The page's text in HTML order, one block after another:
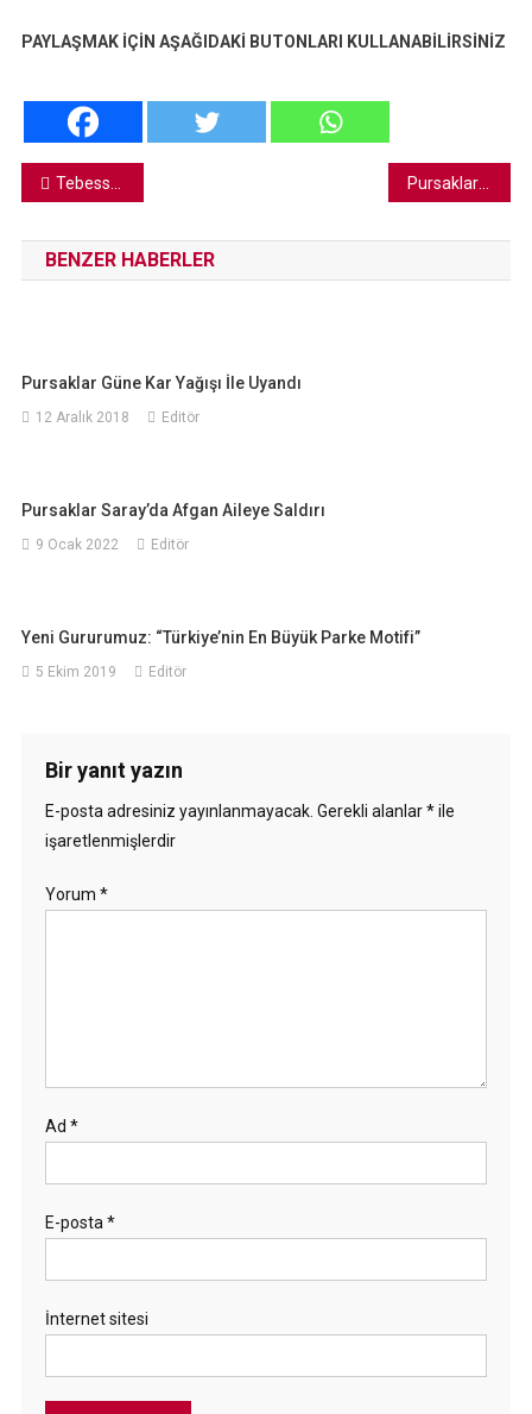
PAYLAŞMAK İÇİN AŞAĞIDAKİ BUTONLARI KULLANABİLİRSİNİZ
Yazı
gezinmesi
Tebessüm Sinema 24 Bin İzleyici İle Buluştu
BENZER HABERLER
Pursaklar Güne Kar Yağışı İle Uyandı
12 Aralık 2018 Editör
Pursaklar Saray’da Afgan Aileye Saldırı
9 Ocak 2022 Editör
Yeni Gururumuz: “Türkiye’nin En Büyük Parke Motifi”
5 Ekim 2019 Editör
Bir yanıt yazın
E-posta adresiniz yayınlanmayacak. Gerekli alanlar*ile
işaretlenmişlerdir
Yorum *
Ad *
E-posta *
İnternet sitesi